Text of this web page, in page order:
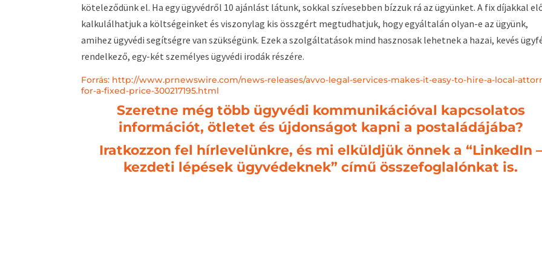
köteleződünk el. Ha egy ügyvédről 10 ajánlást látunk, sokkal szívesebben bízzuk rá az ügyünket. A fix díjakkal
kalkulálhatjuk a költségeinket és viszonylag kis összgért megtudhatjuk, hogy egyáltalán olyan-e az ügyünk,
amihez ügyvédi segítségre van szükségünk. Ezek a szolgáltatások mind hasznosak lehetnek a hazai, kevés
rendelkező, egy-két személyes ügyvédi irodák részére.
Forrás: http://www.prnewswire.com/news-releases/avvo-legal-services-makes-it-easy-to-hire-a-local-
for-a-fixed-price-300217195.html
Szeretne még több ügyvédi kommunikációval kapcsolatos
információt, ötletet és újdonságot kapni a postaládájába?
Iratkozzon fel hírlevelünkre, és mi elküldjük önnek a “LinkedIn –
kezdeti lépések ügyvédeknek” című összefoglalónkat is.